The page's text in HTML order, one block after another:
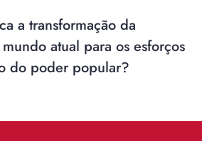
a transformação da
atual para os esforços
do poder popular?